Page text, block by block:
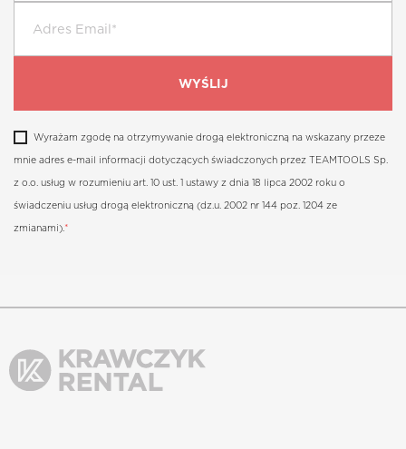
Wyrażam zgodę na otrzymywanie drogą elektroniczną na wskazany przeze
mnie adres e-mail informacji dotyczących świadczonych przez TEAMTOOLS Sp.
z o.o. usług w rozumieniu art. 10 ust. 1 ustawy z dnia 18 lipca 2002 roku o
świadczeniu usług drogą elektroniczną (dz.u. 2002 nr 144 poz. 1204 ze
zmianami). *